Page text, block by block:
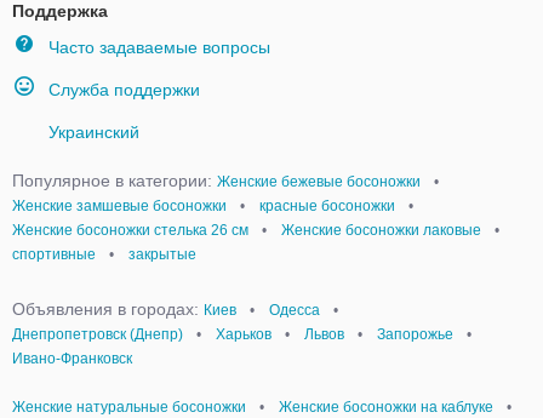
Поддержка
Часто задаваемые вопросы
Служба поддержки
Украинский
Популярное в категории: Женские бежевые босоножки
•
Женские замшевые босоножки
• красные босоножки
•
Женские босоножки стелька 26 см
• Женские босоножки лаковые
•
спортивные
• закрытые
Объявления в городах: Киев • Одесса
•
Днепропетровск (Днепр)
• Харьков • Львов • Запорожье
•
Ивано-Франковск
Женские натуральные босоножки • Женские босоножки на каблуке
•